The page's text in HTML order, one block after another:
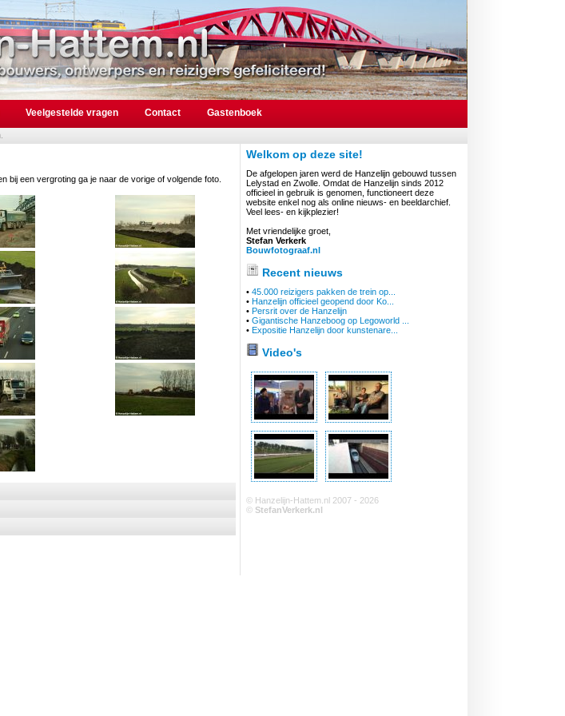
Veelgestelde vragen Contact Gastenboek
bij een vergroting ga je naar de vorige of volgende foto.
Welkom op deze site!
De afgelopen jaren werd de Hanzelijn gebouwd tussen
Lelystad en Zwolle. Omdat de Hanzelijn sinds 2012
officieel in gebruik is genomen, functioneert deze
website enkel nog als online nieuws- en beeldarchief.
Veel lees- en kijkplezier!
Met vriendelijke groet,
Stefan Verkerk
Bouwfotograaf.nl
Recent nieuws
• 45.000 reizigers pakken de trein op...
• Hanzelijn officieel geopend door Ko...
• Persrit over de Hanzelijn
• Gigantische Hanzeboog op Legoworld ...
• Expositie Hanzelijn door kunstenare...
Video's
© Hanzelijn-Hattem.nl 2007 - 2026
© StefanVerkerk.nl